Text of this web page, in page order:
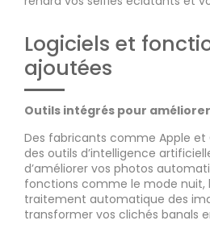
Logiciels et
ajoutées
Outils intégrés pour
Des fabricants comme Apple et
des outils d’intelligence
d’améliorer vos photos
fonctions comme le mode nuit,
traitement automatique des
transformer vos clichés banals